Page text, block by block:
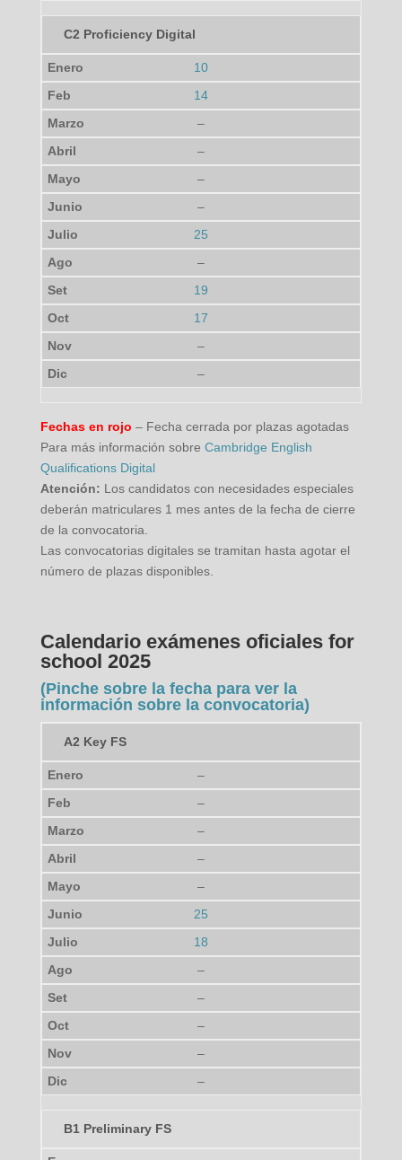
C2 Proficiency Digital
10
14
–
–
–
–
25
–
19
17
–
–
Fechas en rojo – Fecha cerrada por plazas agotadas
Para más información sobre Cambridge English
Qualifications Digital
Atención: Los candidatos con necesidades especiales
deberán matriculares 1 mes antes de la fecha de cierre
de la convocatoria.
Las convocatorias digitales se tramitan hasta agotar el
número de plazas disponibles.
Calendario exámenes oficiales for
school 2025
(Pinche sobre la fecha para ver la
información sobre la convocatoria)
A2 Key FS
–
–
–
–
–
25
18
–
–
–
–
–
B1 PreliminaryFS